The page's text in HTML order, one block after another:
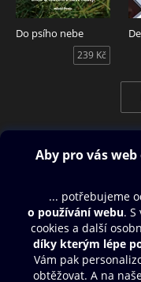
Do psího nebe
239 Kč
Obsah ke stažení
Moje O2 Knihovna
Další zábava